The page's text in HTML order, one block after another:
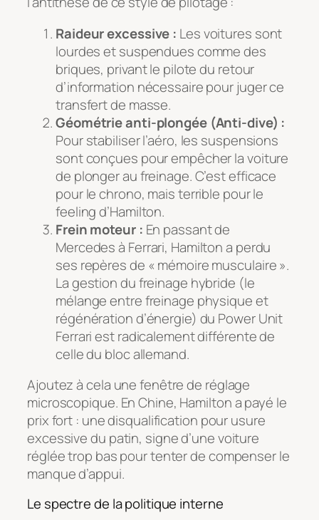
Raideur excessive : Les voitures sont
lourdes et suspendues comme des
briques, privant le pilote du retour
d’information nécessaire pour juger ce
transfert de masse.
Géométrie anti-plongée (Anti-dive) :
Pour stabiliser l’aéro, les suspensions
sont conçues pour empêcher la voiture
de plonger au freinage. C’est efficace
pour le chrono, mais terrible pour le
feeling d’Hamilton.
Frein moteur : En passant de
Mercedes à Ferrari, Hamilton a perdu
ses repères de « mémoire musculaire ».
La gestion du freinage hybride (le
mélange entre freinage physique et
régénération d’énergie) du Power Unit
Ferrari est radicalement différente de
celle du bloc allemand.
Ajoutez à cela une fenêtre de réglage
microscopique. En Chine, Hamilton a payé le
prix fort : une disqualification pour usure
excessive du patin, signe d’une voiture
réglée trop bas pour tenter de compenser le
manque d’appui.
Le spectre de la politique interne